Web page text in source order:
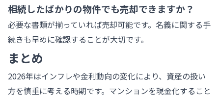
相続したばかりの物件でも売却できますか？
必要な書類が揃っていれば売却可能です。名義に関する手
続きも早めに確認することが大切です。
まとめ
2026年はインフレや金利動向の変化により、資産の扱い
方を慎重に考える時期です。マンションを現金化すること